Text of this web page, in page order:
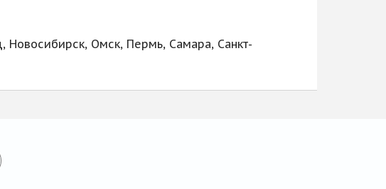
Новосибирск, Омск, Пермь, Самара, Санкт-